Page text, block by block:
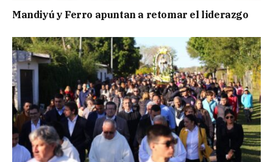
Mandiyú y Ferro apuntan a retomar el liderazgo